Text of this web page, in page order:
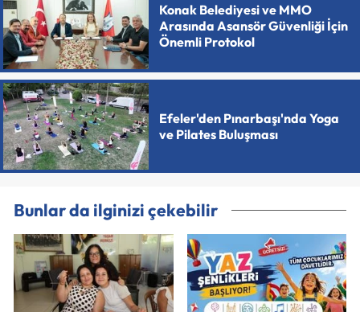
Konak Belediyesi ve MMO
Arasında Asansör Güvenliği İçin
Önemli Protokol
Efeler'den Pınarbaşı'nda Yoga
ve Pilates Buluşması
Bunlar da ilginizi çekebilir